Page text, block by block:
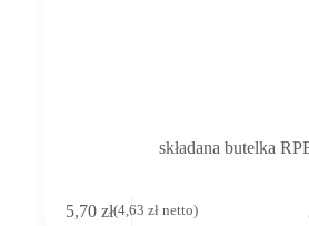
składana butelka
5,70zł(4,63zł netto)